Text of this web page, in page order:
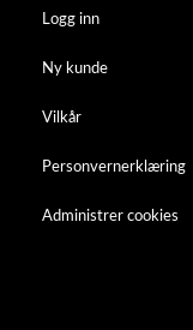
Logg inn
Ny kunde
Vilkår
Personvernerklæring
Administrer cookies